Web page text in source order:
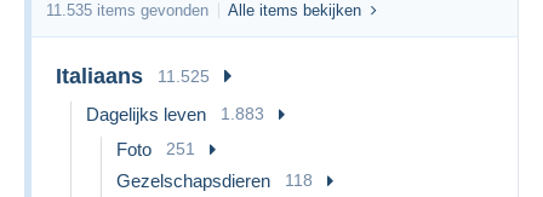
11.535 items gevonden Alle items bekijken
Italiaans 11.525
Dagelijks leven 1.883
Foto 251
Gezelschapsdieren 118